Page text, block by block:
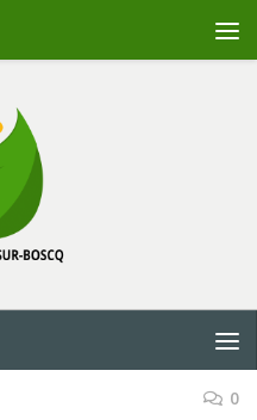
0